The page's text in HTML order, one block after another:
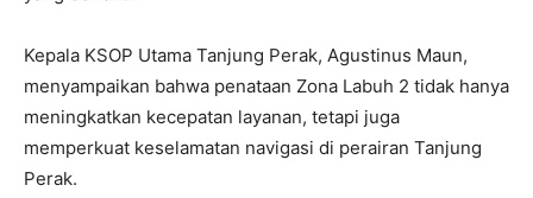
Kepala KSOP Utama Tanjung Perak, Agustinus Maun,
menyampaikan bahwa penataan Zona Labuh 2 tidak hanya
meningkatkan kecepatan layanan, tetapi juga
memperkuat keselamatan navigasi di perairan Tanjung
Perak.